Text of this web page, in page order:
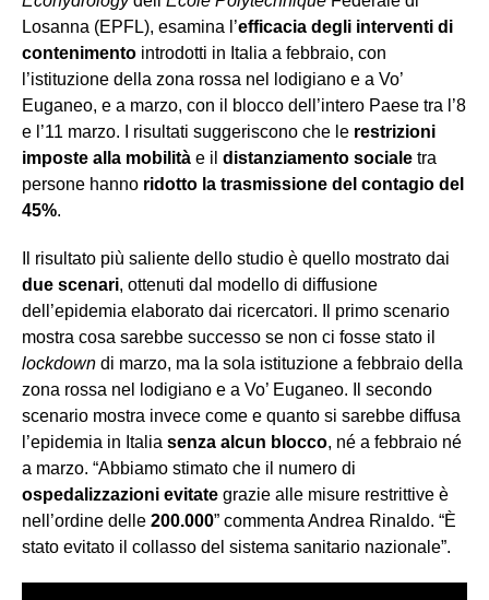
Losanna (EPFL), esamina l’efficacia degli interventi di
contenimento introdotti in Italia a febbraio, con
l’istituzione della zona rossa nel lodigiano e a Vo’
Euganeo, e a marzo, con il blocco dell’intero Paese tra l’8
e l’11 marzo. I risultati suggeriscono che le restrizioni
imposte alla mobilità e il distanziamento sociale tra
persone hanno ridotto la trasmissione del contagio del
45%.
Il risultato più saliente dello studio è quello mostrato dai
due scenari, ottenuti dal modello di diffusione
dell’epidemia elaborato dai ricercatori. Il primo scenario
mostra cosa sarebbe successo se non ci fosse stato il
lockdown di marzo, ma la sola istituzione a febbraio della
zona rossa nel lodigiano e a Vo’ Euganeo. Il secondo
scenario mostra invece come e quanto si sarebbe diffusa
l’epidemia in Italia senza alcun blocco, né a febbraio né
a marzo. “Abbiamo stimato che il numero di
ospedalizzazioni evitate grazie alle misure restrittive è
nell’ordine delle 200.000” commenta Andrea Rinaldo. “È
stato evitato il collasso del sistema sanitario nazionale”.